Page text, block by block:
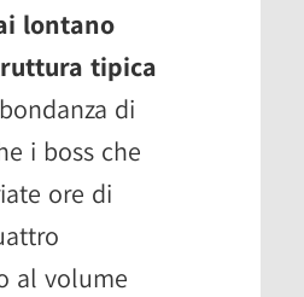
lontano
tipica
di
i boss che
ore di
al volume